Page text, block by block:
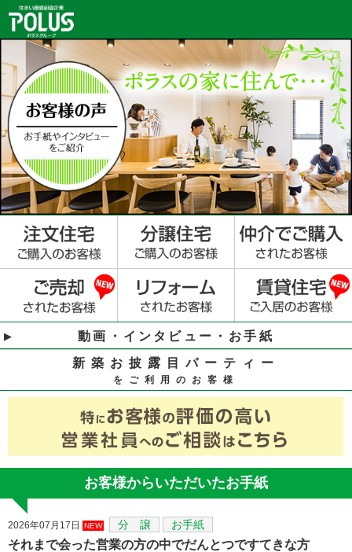
動画・インタビュー・お手紙
新築お披露目パーティー
をご利用のお客様
お客様からいただいたお手紙
2026年07月17日 NEW 分 譲 お手紙
それまで会った営業の方の中でだんとつですてきな方